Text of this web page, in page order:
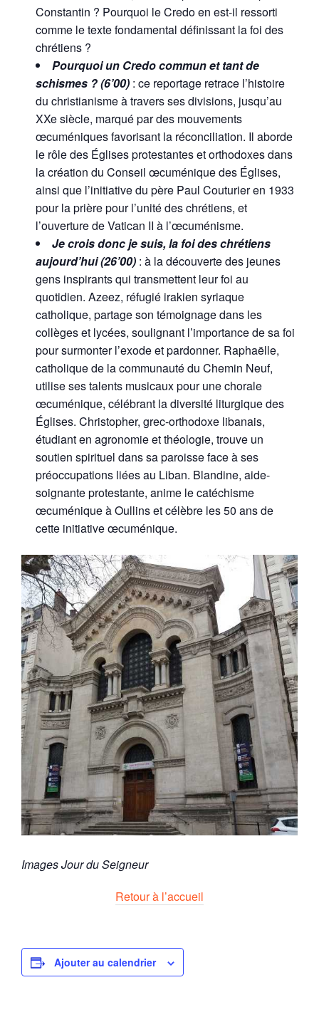
Constantin ? Pourquoi le Credo en est-il ressorti
comme le texte fondamental définissant la foi des
chrétiens ?
Pourquoi un Credo commun et tant de
schismes ? (6’00) : ce reportage retrace l’histoire
du christianisme à travers ses divisions, jusqu’au
XXe siècle, marqué par des mouvements
œcuméniques favorisant la réconciliation. Il aborde
le rôle des Églises protestantes et orthodoxes dans
la création du Conseil œcuménique des Églises,
ainsi que l’initiative du père Paul Couturier en 1933
pour la prière pour l’unité des chrétiens, et
l’ouverture de Vatican II à l’œcuménisme.
Je crois donc je suis, la foi des chrétiens
aujourd’hui (26’00) : à la découverte des jeunes
gens inspirants qui transmettent leur foi au
quotidien. Azeez, réfugié irakien syriaque
catholique, partage son témoignage dans les
collèges et lycées, soulignant l’importance de sa foi
pour surmonter l’exode et pardonner. Raphaëlle,
catholique de la communauté du Chemin Neuf,
utilise ses talents musicaux pour une chorale
œcuménique, célébrant la diversité liturgique des
Églises. Christopher, grec-orthodoxe libanais,
étudiant en agronomie et théologie, trouve un
soutien spirituel dans sa paroisse face à ses
préoccupations liées au Liban. Blandine, aide-
soignante protestante, anime le catéchisme
œcuménique à Oullins et célèbre les 50 ans de
cette initiative œcuménique.
Images Jour du Seigneur
Retour à l’accueil
Ajouter au calendrier